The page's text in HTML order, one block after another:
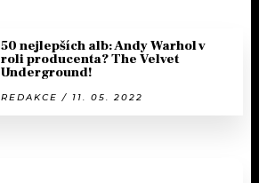
50 nejlepších alb: Andy Warhol v
roli producenta? The Velvet
Underground!
REDAKCE / 11. 05. 2022